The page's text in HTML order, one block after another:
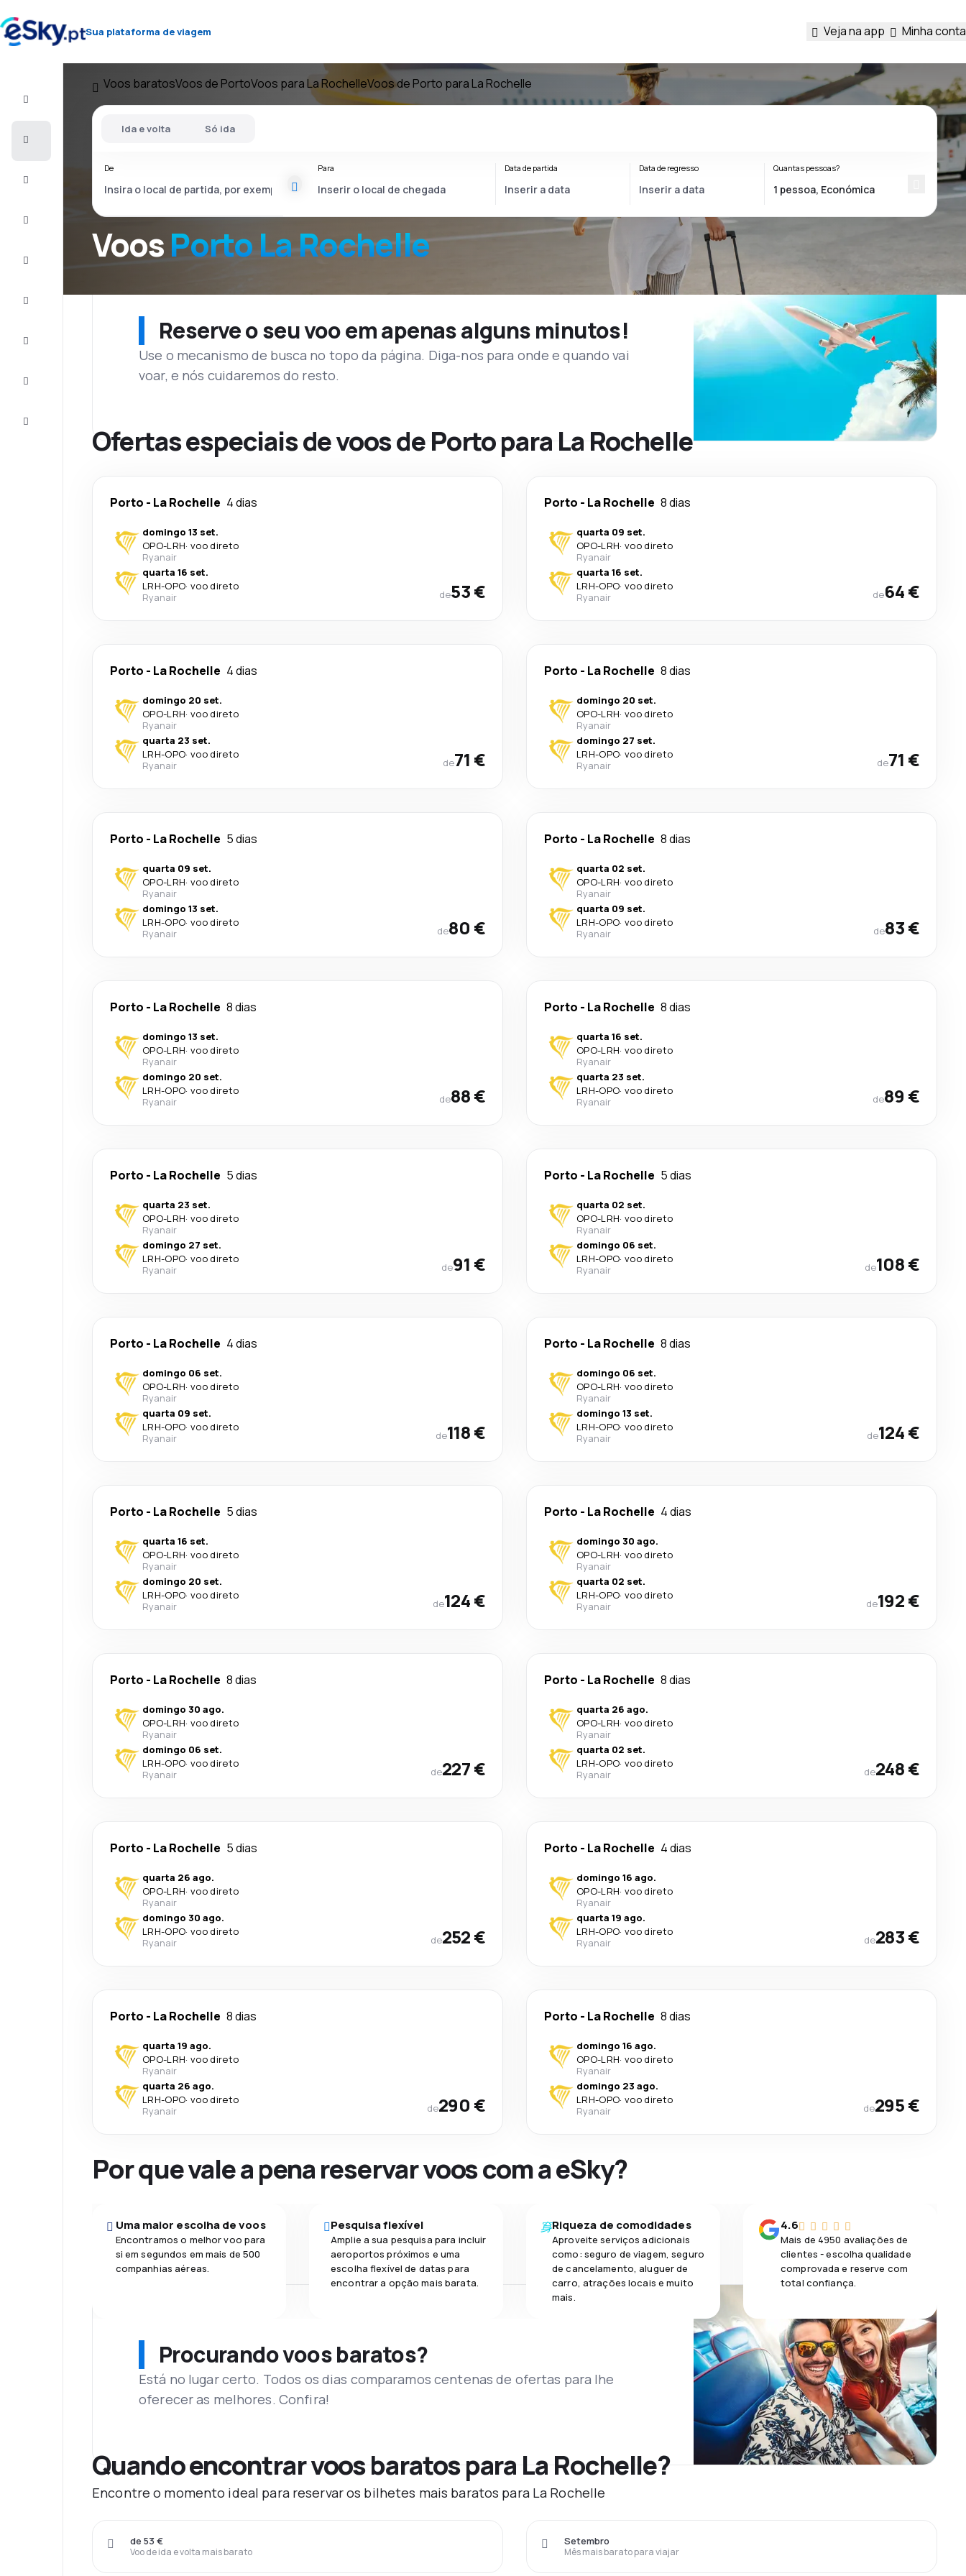
Sua plataforma de viagem Veja na app Minha conta
Voos baratosVoos de PortoVoos para La RochelleVoos de Porto para La Rochelle
VoosPorto La Rochelle
Ida e volta Só ida
De Para Data de partida Data de regresso Quantas pessoas?
Reserve o seu voo em apenas alguns minutos!
Use o mecanismo de busca no topo da página. Diga-nos para onde e quando vai
voar, e nós cuidaremos do resto.
Ofertas especiais de voos de Porto para La Rochelle
Porto - La Rochelle 4 dias
domingo 13 set.
OPO-LRH· voo direto
Ryanair
quarta 16 set.
LRH-OPO· voo direto
Ryanair
de53 €
Porto - La Rochelle 8 dias
quarta 09 set.
OPO-LRH· voo direto
Ryanair
quarta 16 set.
LRH-OPO· voo direto
Ryanair
de64 €
Porto - La Rochelle 4 dias
domingo 20 set.
OPO-LRH· voo direto
Ryanair
quarta 23 set.
LRH-OPO· voo direto
Ryanair
de71 €
Porto - La Rochelle 8 dias
domingo 20 set.
OPO-LRH· voo direto
Ryanair
domingo 27 set.
LRH-OPO· voo direto
Ryanair
de71 €
Porto - La Rochelle 5 dias
quarta 09 set.
OPO-LRH· voo direto
Ryanair
domingo 13 set.
LRH-OPO· voo direto
Ryanair
de80 €
Porto - La Rochelle 8 dias
quarta 02 set.
OPO-LRH· voo direto
Ryanair
quarta 09 set.
LRH-OPO· voo direto
Ryanair
de83 €
Porto - La Rochelle 8 dias
domingo 13 set.
OPO-LRH· voo direto
Ryanair
domingo 20 set.
LRH-OPO· voo direto
Ryanair
de88 €
Porto - La Rochelle 8 dias
quarta 16 set.
OPO-LRH· voo direto
Ryanair
quarta 23 set.
LRH-OPO· voo direto
Ryanair
de89 €
Porto - La Rochelle 5 dias
quarta 23 set.
OPO-LRH· voo direto
Ryanair
domingo 27 set.
LRH-OPO· voo direto
Ryanair
de91 €
Porto - La Rochelle 5 dias
quarta 02 set.
OPO-LRH· voo direto
Ryanair
domingo 06 set.
LRH-OPO· voo direto
Ryanair
de108 €
Porto - La Rochelle 4 dias
domingo 06 set.
OPO-LRH· voo direto
Ryanair
quarta 09 set.
LRH-OPO· voo direto
Ryanair
de118 €
Porto - La Rochelle 8 dias
domingo 06 set.
OPO-LRH· voo direto
Ryanair
domingo 13 set.
LRH-OPO· voo direto
Ryanair
de124 €
Porto - La Rochelle 5 dias
quarta 16 set.
OPO-LRH· voo direto
Ryanair
domingo 20 set.
LRH-OPO· voo direto
Ryanair
de124 €
Porto - La Rochelle 4 dias
domingo 30 ago.
OPO-LRH· voo direto
Ryanair
quarta 02 set.
LRH-OPO· voo direto
Ryanair
de192 €
Porto - La Rochelle 8 dias
domingo 30 ago.
OPO-LRH· voo direto
Ryanair
domingo 06 set.
LRH-OPO· voo direto
Ryanair
de227 €
Porto - La Rochelle 8 dias
quarta 26 ago.
OPO-LRH· voo direto
Ryanair
quarta 02 set.
LRH-OPO· voo direto
Ryanair
de248 €
Porto - La Rochelle 5 dias
quarta 26 ago.
OPO-LRH· voo direto
Ryanair
domingo 30 ago.
LRH-OPO· voo direto
Ryanair
de252 €
Porto - La Rochelle 4 dias
domingo 16 ago.
OPO-LRH· voo direto
Ryanair
quarta 19 ago.
LRH-OPO· voo direto
Ryanair
de283 €
Porto - La Rochelle 8 dias
quarta 19 ago.
OPO-LRH· voo direto
Ryanair
quarta 26 ago.
LRH-OPO· voo direto
Ryanair
de290 €
Porto - La Rochelle 8 dias
domingo 16 ago.
OPO-LRH· voo direto
Ryanair
domingo 23 ago.
LRH-OPO· voo direto
Ryanair
de295 €
Por que vale a pena reservar voos com a eSky?
Uma maior escolha de voos
Encontramos o melhor voo para
si em segundos em mais de 500
companhias aéreas.
Pesquisa flexível
Amplie a sua pesquisa para incluir
aeroportos próximos e uma
escolha flexível de datas para
encontrar a opção mais barata.
Riqueza de comodidades
Aproveite serviços adicionais
como: seguro de viagem, seguro
de cancelamento, aluguer de
carro, atrações locais e muito
mais.
4.6
Mais de 4950 avaliações de
clientes - escolha qualidade
comprovada e reserve com
total confiança.
Procurando voos baratos?
Está no lugar certo. Todos os dias comparamos centenas de ofertas para lhe
oferecer as melhores. Confira!
Quando encontrar voos baratos para La Rochelle?
Encontre o momento ideal para reservar os bilhetes mais baratos para La Rochelle
Voo de ida e volta mais barato
de 53 €
Mês mais barato para viajar
Setembro